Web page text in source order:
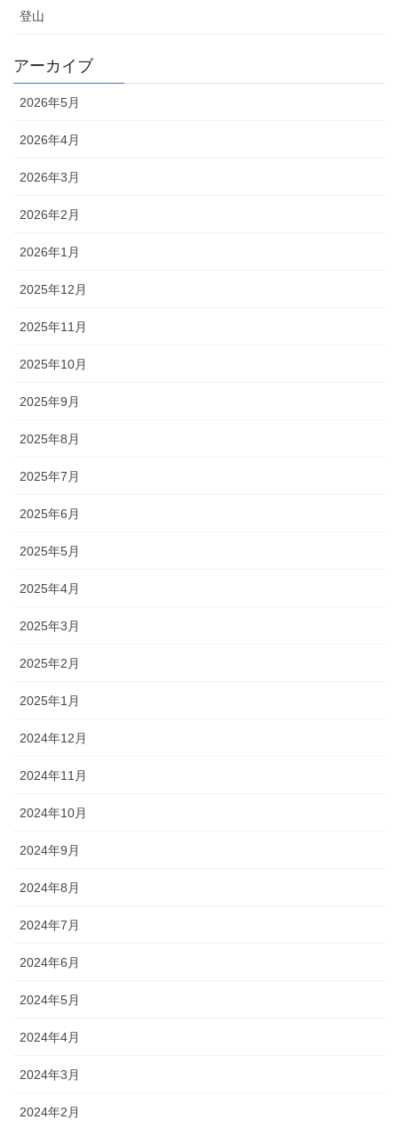
登山
アーカイブ
2026年5月
2026年4月
2026年3月
2026年2月
2026年1月
2025年12月
2025年11月
2025年10月
2025年9月
2025年8月
2025年7月
2025年6月
2025年5月
2025年4月
2025年3月
2025年2月
2025年1月
2024年12月
2024年11月
2024年10月
2024年9月
2024年8月
2024年7月
2024年6月
2024年5月
2024年4月
2024年3月
2024年2月